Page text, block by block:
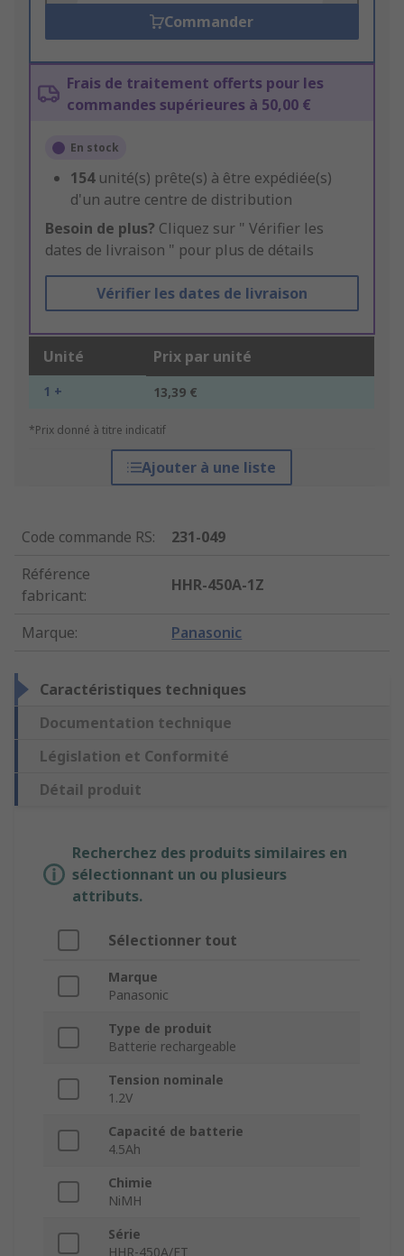
Commander
Frais de traitement offerts pour les
commandes supérieures à 50,00 €
En stock
154 unité(s) prête(s) à être expédiée(s)
d'un autre centre de distribution
Besoin de plus? Cliquez sur " Vérifier les
dates de livraison " pour plus de détails
Vérifier les dates de livraison
Unité Prix par unité
1 + 13,39 €
*Prix donné à titre indicatif
Ajouter à une liste
Code commande RS:
231-049
Référence
fabricant:
HHR-450A-1Z
Marque: Panasonic
Caractéristiques techniques
Documentation technique
Législation et Conformité
Détail produit
Recherchez des produits similaires en
sélectionnant un ou plusieurs
attributs.
Sélectionner tout
Marque
Panasonic
Type de produit
Batterie rechargeable
Tension nominale
1.2V
Capacité de batterie
4.5Ah
Chimie
NiMH
Série
HHR-450A/FT